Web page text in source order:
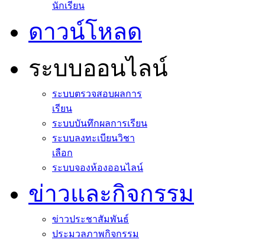
นักเรียน
ดาวน์โหลด
ระบบออนไลน์
ระบบตรวจสอบผลการ
เรียน
ระบบบันทึกผลการเรียน
ระบบลงทะเบียนวิชา
เลือก
ระบบจองห้องออนไลน์
ข่าวและกิจกรรม
ข่าวประชาสัมพันธ์
ประมวลภาพกิจกรรม